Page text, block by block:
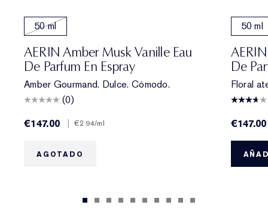
50 ml
AERIN Amber Musk Vanille Eau
De Parfum En Espray
Amber Gourmand. Dulce. Cómodo.
(0)
€147.00
| €2.94/ml
AGOTADO
50 ml
De
Floral
€147.00